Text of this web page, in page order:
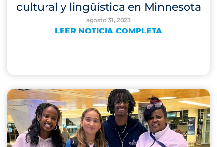
cultural y lingüística en Minnesota
agosto 31, 2023
LEER NOTICIA COMPLETA